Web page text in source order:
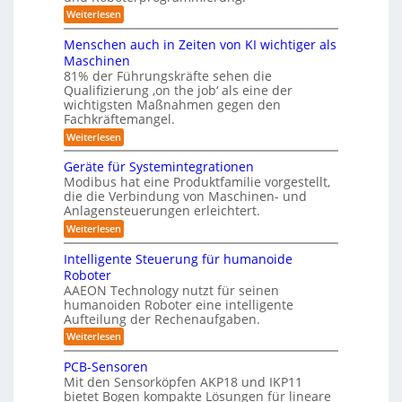
s
t
e
m
f
ü
r
R
o
b
o
t
i
k
u
d
L
o
g
i
s
t
i
n
ä
u
m
e
b
i
I
S
O
-
K
l
s
s
e
5
z
e
r
c
h
v
o
n
m
i
l
i
t
ä
r
i
s
c
h
e
r
B
o
d
n
r
o
b
o
t
i
k
a
t
i
o
n
e
n
-
S
c
h
w
i
ß
c
o
b
o
t
Weiterlesen:
P
ä
s
e
n
t
a
t
i
o
n
v
o
n
E
n
c
y
3
0
Menschen auch in Zeiten von KI wichtiger als
Maschinen
81% der Führungskräfte sehen die
Qualifizierung ‚on the job‘ als eine der
wichtigsten Maßnahmen gegen den
Fachkräftemangel.
Weiterlesen:
M
n
s
c
h
e
n
a
u
h
i
n
Z
e
i
t
e
n
Geräte für Systemintegrationen
Modibus hat eine Produktfamilie vorgestellt,
die die Verbindung von Maschinen- und
Anlagensteuerungen erleichtert.
Weiterlesen:
G
e
r
t
e
f
ü
r
S
y
s
t
Intelligente Steuerung für humanoide
Roboter
AAEON Technology nutzt für seinen
humanoiden Roboter eine intelligente
Aufteilung der Rechenaufgaben.
Weiterlesen:
I
t
e
l
PCB-Sensoren
Mit den Sensorköpfen AKP18 und IKP11
bietet Bogen kompakte Lösungen für lineare